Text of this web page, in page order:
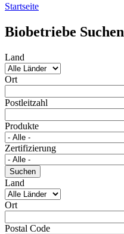
Startseite
Biobetriebe Suchen
Land
Ort
Postleitzahl
Produkte
Zertifizierung
Land
Ort
Postal Code